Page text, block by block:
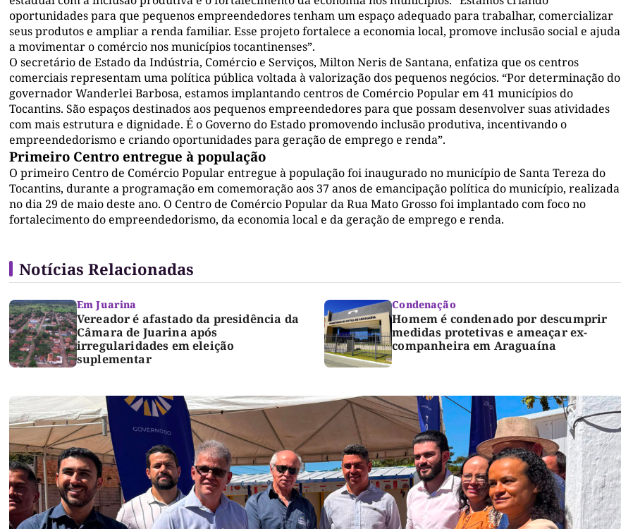
oportunidades para que pequenos empreendedores tenham um espaço adequado para trabalhar, comercializar
seus produtos e ampliar a renda familiar. Esse projeto fortalece a economia local, promove inclusão social e ajuda
a movimentar o comércio nos municípios tocantinenses”.
O secretário de Estado da Indústria, Comércio e Serviços, Milton Neris de Santana, enfatiza que os centros
comerciais representam uma política pública voltada à valorização dos pequenos negócios. “Por determinação do
governador Wanderlei Barbosa, estamos implantando centros de Comércio Popular em 41 municípios do
Tocantins. São espaços destinados aos pequenos empreendedores para que possam desenvolver suas atividades
com mais estrutura e dignidade. É o Governo do Estado promovendo inclusão produtiva, incentivando o
empreendedorismo e criando oportunidades para geração de emprego e renda”.
Primeiro Centro entregue à população
O primeiro Centro de Comércio Popular entregue à população foi inaugurado no município de Santa Tereza do
Tocantins, durante a programação em comemoração aos 37 anos de emancipação política do município, realizada
no dia 29 de maio deste ano. O Centro de Comércio Popular da Rua Mato Grosso foi implantado com foco no
fortalecimento do empreendedorismo, da economia local e da geração de emprego e renda.
Notícias Relacionadas
Em Juarina
Vereador é afastado da presidência da
Câmara de Juarina após
irregularidades em eleição
suplementar
Condenação
Homem é condenado por descumprir
medidas protetivas e ameaçar ex-
companheira em Araguaína